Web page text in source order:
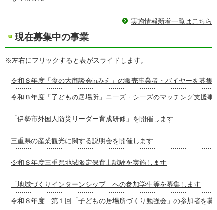
実施情報新着一覧はこちら
現在募集中の事業
※左右にフリックすると表がスライドします。
令和８年度「食の大商談会inみえ」の販売事業者・バイヤーを募集
令和８年度「子どもの居場所」ニーズ・シーズのマッチング支援事
「伊勢市外国人防災リーダー育成研修」を開催します
三重県の産業観光に関する説明会を開催します
令和８年度三重県地域限定保育士試験を実施します
「地域づくりインターンシップ」への参加学生等を募集します
令和８年度 第１回「子どもの居場所づくり勉強会」の参加者を募